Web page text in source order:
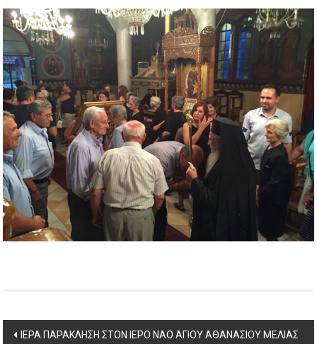
Post
ΙΕΡΑ ΠΑΡΑΚΛΗΣΗ ΣΤΟΝ ΙΕΡΟ ΝΑΟ ΑΓΙΟΥ ΑΘΑΝΑΣΙΟΥ ΜΕΛΙΑΣ